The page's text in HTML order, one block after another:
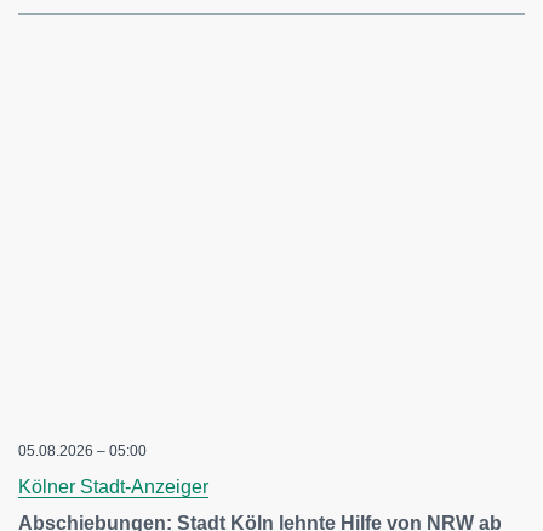
05.08.2026 – 05:00
Kölner Stadt-Anzeiger
Abschiebungen: Stadt Köln lehnte Hilfe von NRW ab